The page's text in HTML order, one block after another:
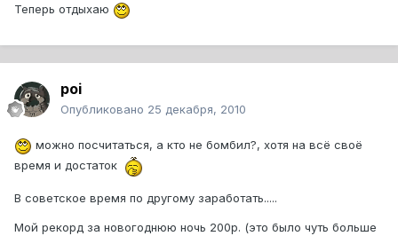
Теперь отдыхаю
poi
Опубликовано 25 декабря, 2010
можно посчитаться, а кто не бомбил?, хотя на всё своё
время и достаток
В советское время по другому заработать.....
Мой рекорд за новогоднюю ночь 200р. (это было чуть больше